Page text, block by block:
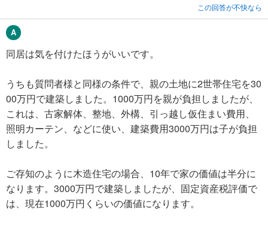
この回答が不快なら
同居は気を付けたほうがいいです。
うちも質問者様と同様の条件で、親の土地に2世帯住宅を30
00万円で建築しました。1000万円を親が負担しましたが、
これは、古家解体、整地、外構、引っ越し仮住まい費用、
照明カーテン、などに使い、建築費用3000万円は子が負担
しました。
ご存知のように木造住宅の場合、10年で家の価値は半分に
なります。3000万円で建築しましたが、固定資産税評価で
は、現在1000万円くらいの価値になります。